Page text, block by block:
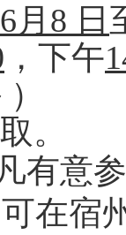
6月 8 日
，下午
）
。
有意
在宿